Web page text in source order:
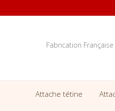
Fabrication Française
Attache tétine